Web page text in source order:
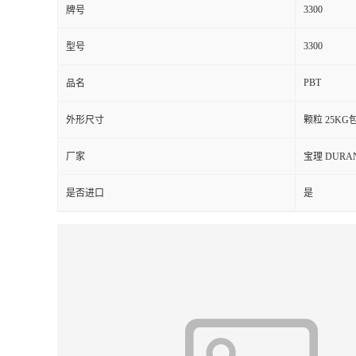
牌号 3300
型号 3300
品名 PBT
外形尺寸 颗粒 25KG
厂家 宝理
是否进口 是